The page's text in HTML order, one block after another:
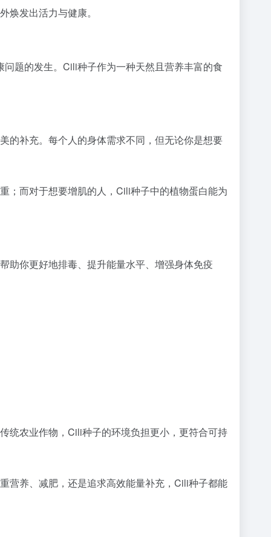
发出活力与健康。
题的发生。Cili种子作为一种天然且营养丰富的食
的补充。每个人的身体需求不同，但无论你是想要
；而对于想要增肌的人，Cili种子中的植物蛋白能为
助你更好地排毒、提升能量水平、增强身体免疫
统农业作物，Cili种子的环境负担更小，更符合可持
营养、减肥，还是追求高效能量补充，Cili种子都能